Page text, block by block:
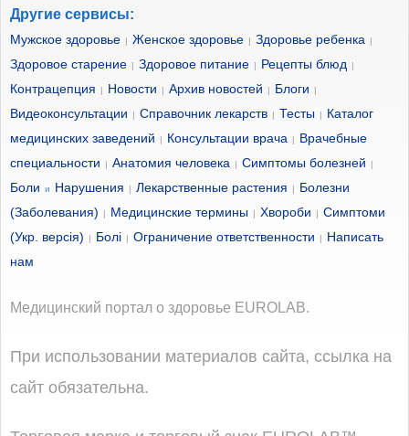
Другие сервисы:
Мужское здоровье | Женское здоровье | Здоровье ребенка |
Здоровое старение | Здоровое питание | Рецепты блюд |
Контрацепция | Новости | Архив новостей | Блоги |
Видеоконсультации | Справочник лекарств | Тесты |
Каталог
медицинских заведений
| Консультации врача |
Врачебные
специальности
| Анатомия человека | Симптомы болезней |
Боли и Нарушения | Лекарственные растения |
Болезни
(Заболевания)
| Медицинские термины | Хвороби | Симптоми
(Укр. версія)
| Болі | Ограничение ответственности |
Написать
нам
Медицинский портал о здоровье EUROLAB.
При использовании материалов сайта, ссылка на
сайт обязательна.